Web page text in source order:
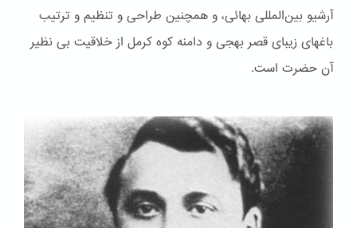
آرشیو بین‌المللی بهائی، و همچنین طراحی و تنظیم و ترتیب
باغهای زیبای قصر بهجی و دامنه کوه کرمل از خلاقیت بی نظیر
آن حضرت است.